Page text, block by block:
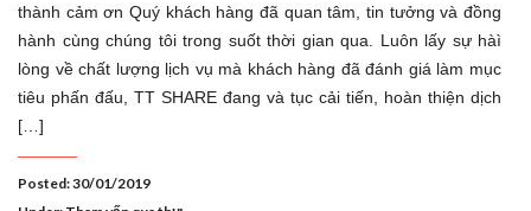
thành cảm ơn Quý khách hàng đã quan tâm, tin tưởng và đồng
hành cùng chúng tôi trong suốt thời gian qua. Luôn lấy sự hàì
lòng về chất lượng lịch vụ mà khách hàng đã đánh giá làm mục
tiêu phấn đấu, TT SHARE đang và tục cải tiến, hoàn thiện dịch
[…]
Posted: 30/01/2019